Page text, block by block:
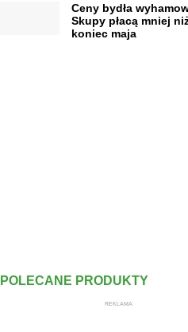
Ceny bydła
Skupy płacą mniej
koniec maja
POLECANE PRODUKTY
REKLAMA